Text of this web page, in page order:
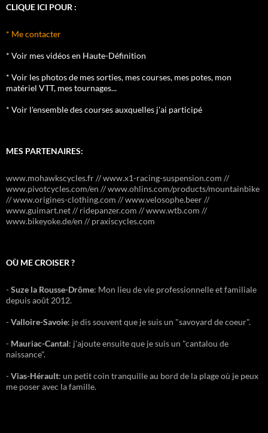
CLIQUE ICI POUR :
* Me contacter
* Voir mes vidéos en Haute-Définition
* Voir les photos de mes sorties, mes courses, mes potes, mon
matériel VTT, mes tournages...
* Voir l'ensemble des courses auxquelles j'ai participé
MES PARTENAIRES:
www.mohawkscycles.fr // www.x1-racing-suspension.com //
www.pivotcycles.com/en // www.ohlins.com/products/mountainbike
// www.origines-clothing.com // www.velosophe.beer //
www.guimart.net // ridepanzer.com // www.wtb.com //
www.bikeyoke.de/en // praxiscycles.com
OÙ ME CROISER ?
-Suze la Rousse-Drôme: Mon lieu de vie professionnelle et familiale
depuis août 2012.
-Valloire-Savoie: je dis souvent que je suis un "savoyard de coeur".
- Mauriac-Cantal: j'ajoute ensuite que je suis un "cantalou de
naissance".
-Vias-Hérault: un petit coin tranquille au bord de la plage où je peux
me poser avec la famille.